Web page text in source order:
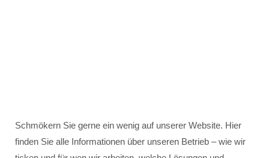
Schmökern Sie gerne ein wenig auf unserer Website. Hier
finden Sie alle Informationen über unseren Betrieb – wie wir